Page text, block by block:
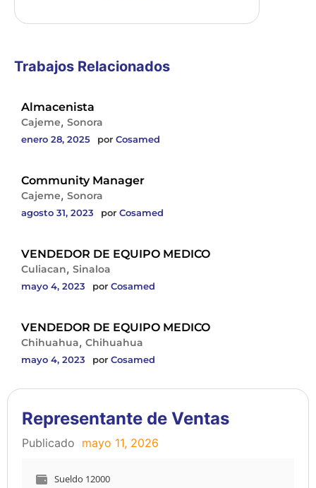
Planes
Trabajos Relacionados
Almacenista
Cajeme, Sonora
enero 28, 2025 por Cosamed
Community Manager
Cajeme, Sonora
agosto 31, 2023 por Cosamed
VENDEDOR DE EQUIPO MEDICO
Culiacan, Sinaloa
mayo 4, 2023 por Cosamed
VENDEDOR DE EQUIPO MEDICO
Chihuahua, Chihuahua
mayo 4, 2023 por Cosamed
Representante de Ventas
Publicado mayo 11, 2026
Sueldo 12000